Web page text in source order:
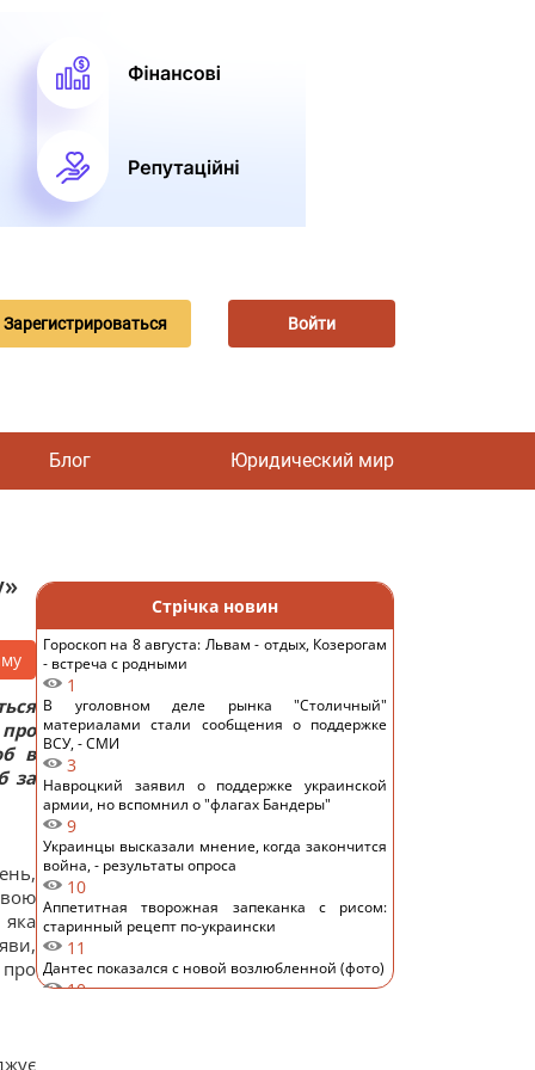
Зарегистрироваться Войти
Блог Юридический мир
в
за
про
Стрічка новин
Гороскоп на 8 августа: Львам - отдых, Козерогам
- встреча с родными
1
В уголовном деле рынка "Столичный"
материалами стали сообщения о поддержке
ВСУ, - СМИ
3
Навроцкий заявил о поддержке украинской
армии, но вспомнил о "флагах Бандеры"
9
Украинцы высказали мнение, когда закончится
война, - результаты опроса
10
Аппетитная творожная запеканка с рисом:
старинный рецепт по-украински
11
Дантес показался с новой возлюбленной (фото)
10